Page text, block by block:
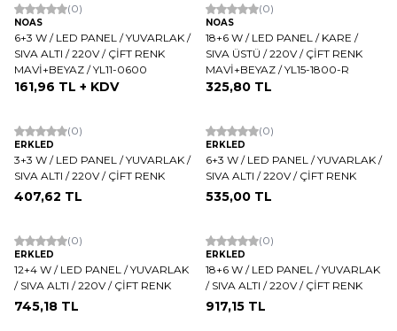
(0)
NOAS
6+3 W / LED PANEL / YUVARLAK /
SIVA ALTI / 220V / ÇİFT RENK
MAVİ+BEYAZ / YL11-0600
161,96 TL + KDV
(0)
NOAS
18+6 W / LED PANEL / KARE /
SIVA ÜSTÜ / 220V / ÇİFT RENK
MAVİ+BEYAZ / YL15-1800-R
325,80 TL
(0)
ERKLED
3+3 W / LED PANEL / YUVARLAK /
SIVA ALTI / 220V / ÇİFT RENK
407,62 TL
(0)
ERKLED
6+3 W / LED PANEL / YUVARLAK /
SIVA ALTI / 220V / ÇİFT RENK
535,00 TL
(0)
ERKLED
12+4 W / LED PANEL / YUVARLAK
/ SIVA ALTI / 220V / ÇİFT RENK
745,18 TL
(0)
ERKLED
18+6 W / LED PANEL / YUVARLAK
/ SIVA ALTI / 220V / ÇİFT RENK
917,15 TL